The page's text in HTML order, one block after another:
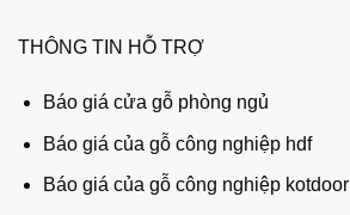
THÔNG TIN HỖ TRỢ
Báo giá cửa gỗ phòng ngủ
Báo giá của gỗ công nghiệp hdf
Báo giá của gỗ công nghiệp kotdoor